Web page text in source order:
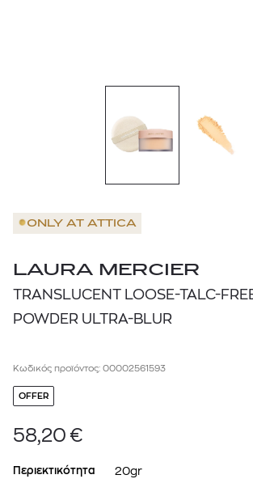
ONLY AT ATTICA
LAURA MERCIER
TRANSLUCENT LOOSE-TALC-
POWDER ULTRA-BLUR
Κωδικός προϊόντος: 00002561593
OFFER
58,20 €
Περιεκτικότητα 20gr